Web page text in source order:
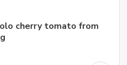
cherry tomato from